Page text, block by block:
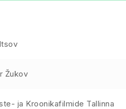
Žukov
ja Kroonikafilmide Tallinna